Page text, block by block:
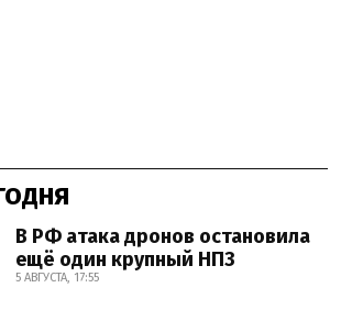
В РФ атака дронов остановила
ещё один крупный НПЗ
5 АВГУСТА, 17:55